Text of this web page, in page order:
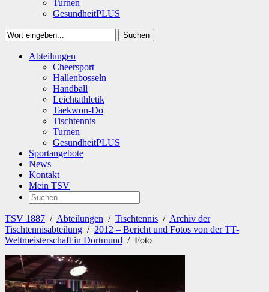
Turnen
GesundheitPLUS
Suchen
SuchenAbteilungen
Cheersport
Hallenbosseln
Handball
Leichtathletik
Taekwon-Do
Tischtennis
Turnen
GesundheitPLUS
Sportangebote
News
Kontakt
Mein TSV
TSV 1887 / Abteilungen / Tischtennis / Archiv der
Tischtennisabteilung / 2012 – Bericht und Fotos von der TT-
Weltmeisterschaft in Dortmund / Foto